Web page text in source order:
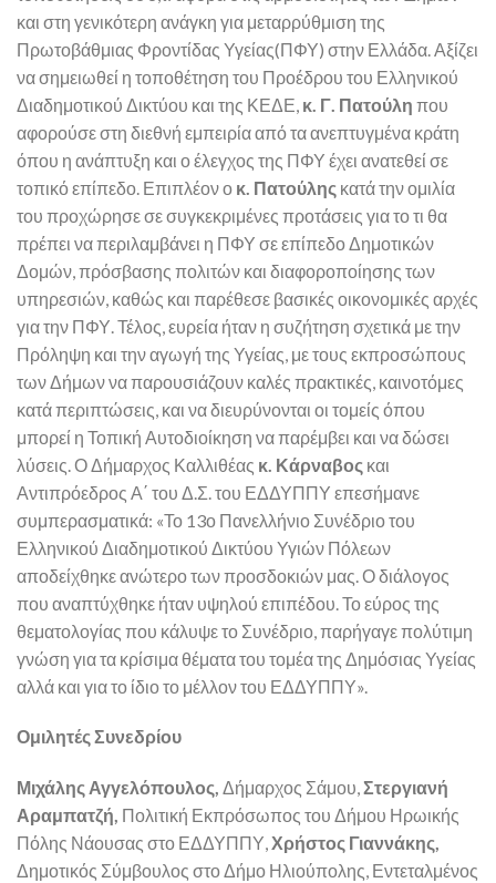
και στη γενικότερη ανάγκη για μεταρρύθμιση της
Πρωτοβάθμιας Φροντίδας Υγείας(ΠΦΥ) στην Ελλάδα. Αξίζει
να σημειωθεί η τοποθέτηση του Προέδρου του Ελληνικού
Διαδημοτικού Δικτύου και της ΚΕΔΕ, κ. Γ. Πατούλη που
αφορούσε στη διεθνή εμπειρία από τα ανεπτυγμένα κράτη
όπου η ανάπτυξη και ο έλεγχος της ΠΦΥ έχει ανατεθεί σε
τοπικό επίπεδο. Επιπλέον ο κ. Πατούλης κατά την ομιλία
του προχώρησε σε συγκεκριμένες προτάσεις για το τι θα
πρέπει να περιλαμβάνει η ΠΦΥ σε επίπεδο Δημοτικών
Δομών, πρόσβασης πολιτών και διαφοροποίησης των
υπηρεσιών, καθώς και παρέθεσε βασικές οικονομικές αρχές
για την ΠΦΥ. Τέλος, ευρεία ήταν η συζήτηση σχετικά με την
Πρόληψη και την αγωγή της Υγείας, με τους εκπροσώπους
των Δήμων να παρουσιάζουν καλές πρακτικές, καινοτόμες
κατά περιπτώσεις, και να διευρύνονται οι τομείς όπου
μπορεί η Τοπική Αυτοδιοίκηση να παρέμβει και να δώσει
λύσεις. Ο Δήμαρχος Καλλιθέας κ. Κάρναβος και
Αντιπρόεδρος Α΄ του Δ.Σ. του ΕΔΔΥΠΠΥ επεσήμανε
συμπερασματικά: «Το 13ο Πανελλήνιο Συνέδριο του
Ελληνικού Διαδημοτικού Δικτύου Υγιών Πόλεων
αποδείχθηκε ανώτερο των προσδοκιών μας. Ο διάλογος
που αναπτύχθηκε ήταν υψηλού επιπέδου. Το εύρος της
θεματολογίας που κάλυψε το Συνέδριο, παρήγαγε πολύτιμη
γνώση για τα κρίσιμα θέματα του τομέα της Δημόσιας Υγείας
αλλά και για το ίδιο το μέλλον του ΕΔΔΥΠΠΥ».
Ομιλητές Συνεδρίου
Μιχάλης Αγγελόπουλος, Δήμαρχος Σάμου,Στεργιανή
Αραμπατζή, Πολιτική Εκπρόσωπος του Δήμου Ηρωικής
Πόλης Νάουσας στο ΕΔΔΥΠΠΥ,Χρήστος Γιαννάκης,
Δημοτικός Σύμβουλος στο Δήμο Ηλιούπολης, Εντεταλμένος